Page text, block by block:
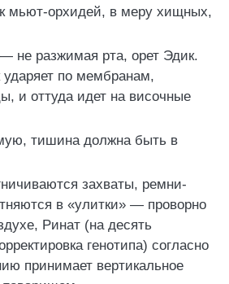
мьют-орхидей, в меру хищных,
не разжимая рта, орет Эдик.
по мембранам,
и оттуда идет на височные
тишина должна быть в
захваты, ремни-
в «улитки» — проворно
Ринат (на десять
генотипа) согласно
принимает вертикальное